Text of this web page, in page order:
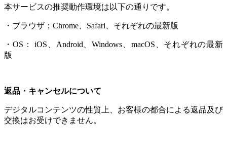
本サービスの推奨動作環境は以下の通りです。
・ブラウザ：Chrome、Safari、それぞれの最新版
・OS： iOS、Android、Windows、macOS、それぞれの最新
版
返品・キャンセルについて
デジタルコンテンツの性質上、お客様の都合による返品及び
交換はお受けできません。